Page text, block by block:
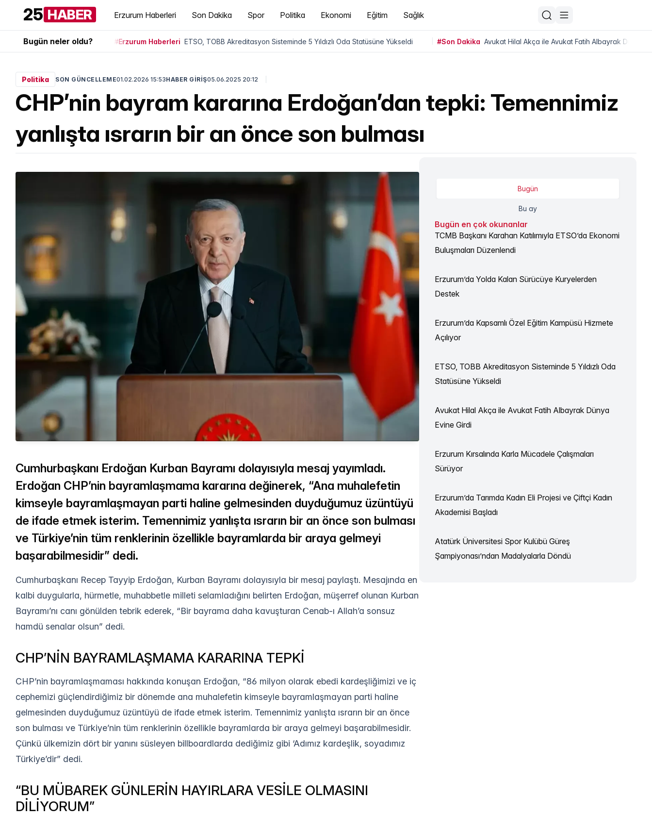
25 HABER Erzurum Haberleri Son Dakika Spor Politika Ekonomi Eğitim Sağlık
Bugün neler oldu? #Erzurum Haberleri ETSO, TOBB Akreditasyon Sisteminde 5 Yıldızlı Oda Statüsüne Yükseldi #Son Dakika Avukat Hilal Akça ile Avukat Fatih Albayrak Dünya
Politika SON GÜNCELLEME01.02.2026 15:53HABER GİRİŞ05.06.2025 20:12
CHP’nin bayram kararına Erdoğan’dan tepki: Temennimiz
yanlışta ısrarın bir an önce son bulması
Cumhurbaşkanı Erdoğan Kurban Bayramı dolayısıyla mesaj yayımladı.
Erdoğan CHP’nin bayramlaşmama kararına değinerek, “Ana muhalefetin
kimseyle bayramlaşmayan parti haline gelmesinden duyduğumuz üzüntüyü
de ifade etmek isterim. Temennimiz yanlışta ısrarın bir an önce son bulması
ve Türkiye’nin tüm renklerinin özellikle bayramlarda bir araya gelmeyi
başarabilmesidir” dedi.
Cumhurbaşkanı Recep Tayyip Erdoğan, Kurban Bayramı dolayısıyla bir mesaj paylaştı. Mesajında en
kalbi duygularla, hürmetle, muhabbetle milleti selamladığını belirten Erdoğan, müşerref olunan Kurban
Bayramı’nı canı gönülden tebrik ederek, “Bir bayrama daha kavuşturan Cenab-ı Allah’a sonsuz
hamdü senalar olsun” dedi.
CHP’NİN BAYRAMLAŞMAMA KARARINA TEPKİ
CHP’nin bayramlaşmaması hakkında konuşan Erdoğan, “86 milyon olarak ebedi kardeşliğimizi ve iç
cephemizi güçlendirdiğimiz bir dönemde ana muhalefetin kimseyle bayramlaşmayan parti haline
gelmesinden duyduğumuz üzüntüyü de ifade etmek isterim. Temennimiz yanlışta ısrarın bir an önce
son bulması ve Türkiye’nin tüm renklerinin özellikle bayramlarda bir araya gelmeyi başarabilmesidir.
Çünkü ülkemizin dört bir yanını süsleyen billboardlarda dediğimiz gibi ‘Adımız kardeşlik, soyadımız
Türkiye’dir” dedi.
“BU MÜBAREK GÜNLERİN HAYIRLARA VESİLE OLMASINI
DİLİYORUM”
Bugün
Bu ay
Bugün en çok okunanlar
TCMB Başkanı Karahan Katılımıyla ETSO’da Ekonomi
Buluşmaları Düzenlendi
Erzurum’da Yolda Kalan Sürücüye Kuryelerden
Destek
Erzurum’da Kapsamlı Özel Eğitim Kampüsü Hizmete
Açılıyor
ETSO, TOBB Akreditasyon Sisteminde 5 Yıldızlı Oda
Statüsüne Yükseldi
Avukat Hilal Akça ile Avukat Fatih Albayrak Dünya
Evine Girdi
Erzurum Kırsalında Karla Mücadele Çalışmaları
Sürüyor
Erzurum’da Tarımda Kadın Eli Projesi ve Çiftçi Kadın
Akademisi Başladı
Atatürk Üniversitesi Spor Kulübü Güreş
Şampiyonası’ndan Madalyalarla Döndü